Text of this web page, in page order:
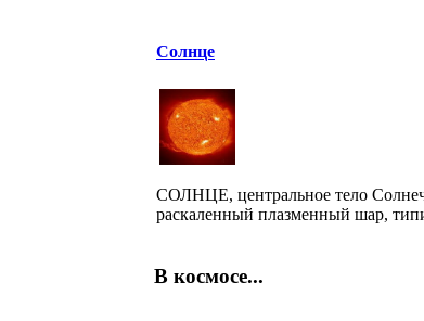
Солнце
СОЛНЦЕ, центральное тело
раскаленный плазменный шар,
В космосе...